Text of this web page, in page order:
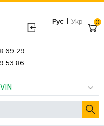
Рус | Укр
69 29
53 86
0